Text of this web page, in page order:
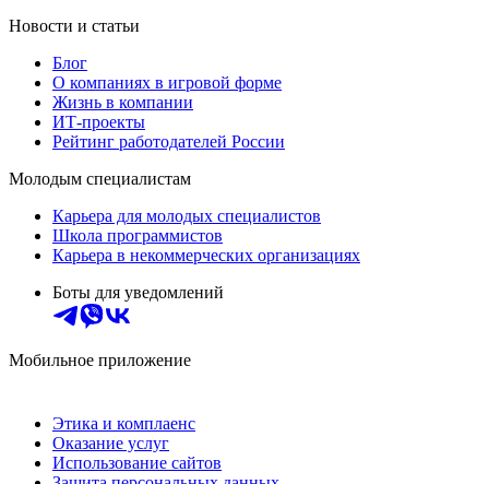
Новости и статьи
Блог
О компаниях в игровой форме
Жизнь в компании
ИТ-проекты
Рейтинг работодателей России
Молодым специалистам
Карьера для молодых специалистов
Школа программистов
Карьера в некоммерческих организациях
Боты для уведомлений
Мобильное приложение
Этика и комплаенс
Оказание услуг
Использование сайтов